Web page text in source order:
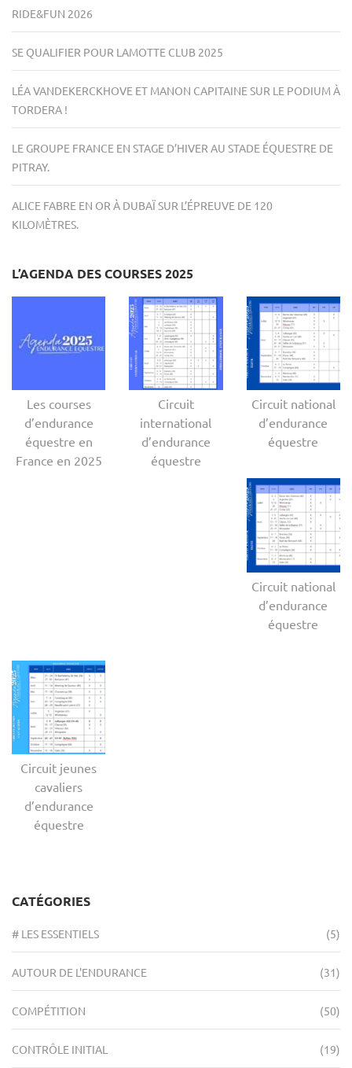
RIDE&FUN 2026
SE QUALIFIER POUR LAMOTTE CLUB 2025
LÉA VANDEKERCKHOVE ET MANON CAPITAINE SUR LE PODIUM À
TORDERA !
LE GROUPE FRANCE EN STAGE D’HIVER AU STADE ÉQUESTRE DE
PITRAY.
ALICE FABRE EN OR À DUBAÏ SUR L’ÉPREUVE DE 120
KILOMÈTRES.
L’AGENDA DES COURSES 2025
Les courses
d’endurance
équestre en
France en 2025
Circuit
international
d’endurance
équestre
Circuit national
d’endurance
équestre
Circuit national
d’endurance
équestre
Circuit jeunes
cavaliers
d’endurance
équestre
CATÉGORIES
# LES ESSENTIELS (5)
AUTOUR DE L'ENDURANCE (31)
COMPÉTITION (50)
CONTRÔLE INITIAL (19)